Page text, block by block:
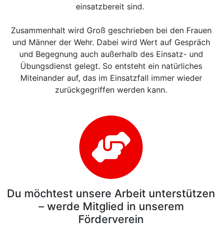
einsatzbereit sind.
Zusammenhalt wird Groß geschrieben bei den Frauen
und Männer der Wehr. Dabei wird Wert auf Gespräch
und Begegnung auch außerhalb des Einsatz- und
Übungsdienst gelegt. So entsteht ein natürliches
Miteinander auf, das im Einsatzfall immer wieder
zurückgegriffen werden kann.
Du möchtest unsere Arbeit unterstützen
– werde Mitglied in unserem
Förderverein